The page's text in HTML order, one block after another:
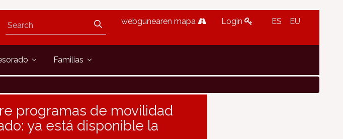
webgunearen mapa Login ES EU
Familias
programas de movilidad
ya está disponible la